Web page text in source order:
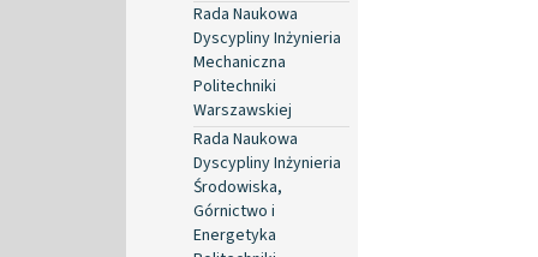
Rada Naukowa
Dyscypliny Inżynieria
Mechaniczna
Politechniki
Warszawskiej
Rada Naukowa
Dyscypliny Inżynieria
Środowiska,
Górnictwo i
Energetyka